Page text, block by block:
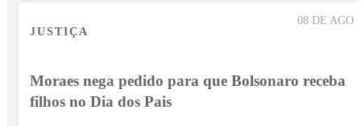
08 DE AGO
JUSTIÇA
Moraes nega pedido para que Bolsonaro receba
filhos no Dia dos Pais